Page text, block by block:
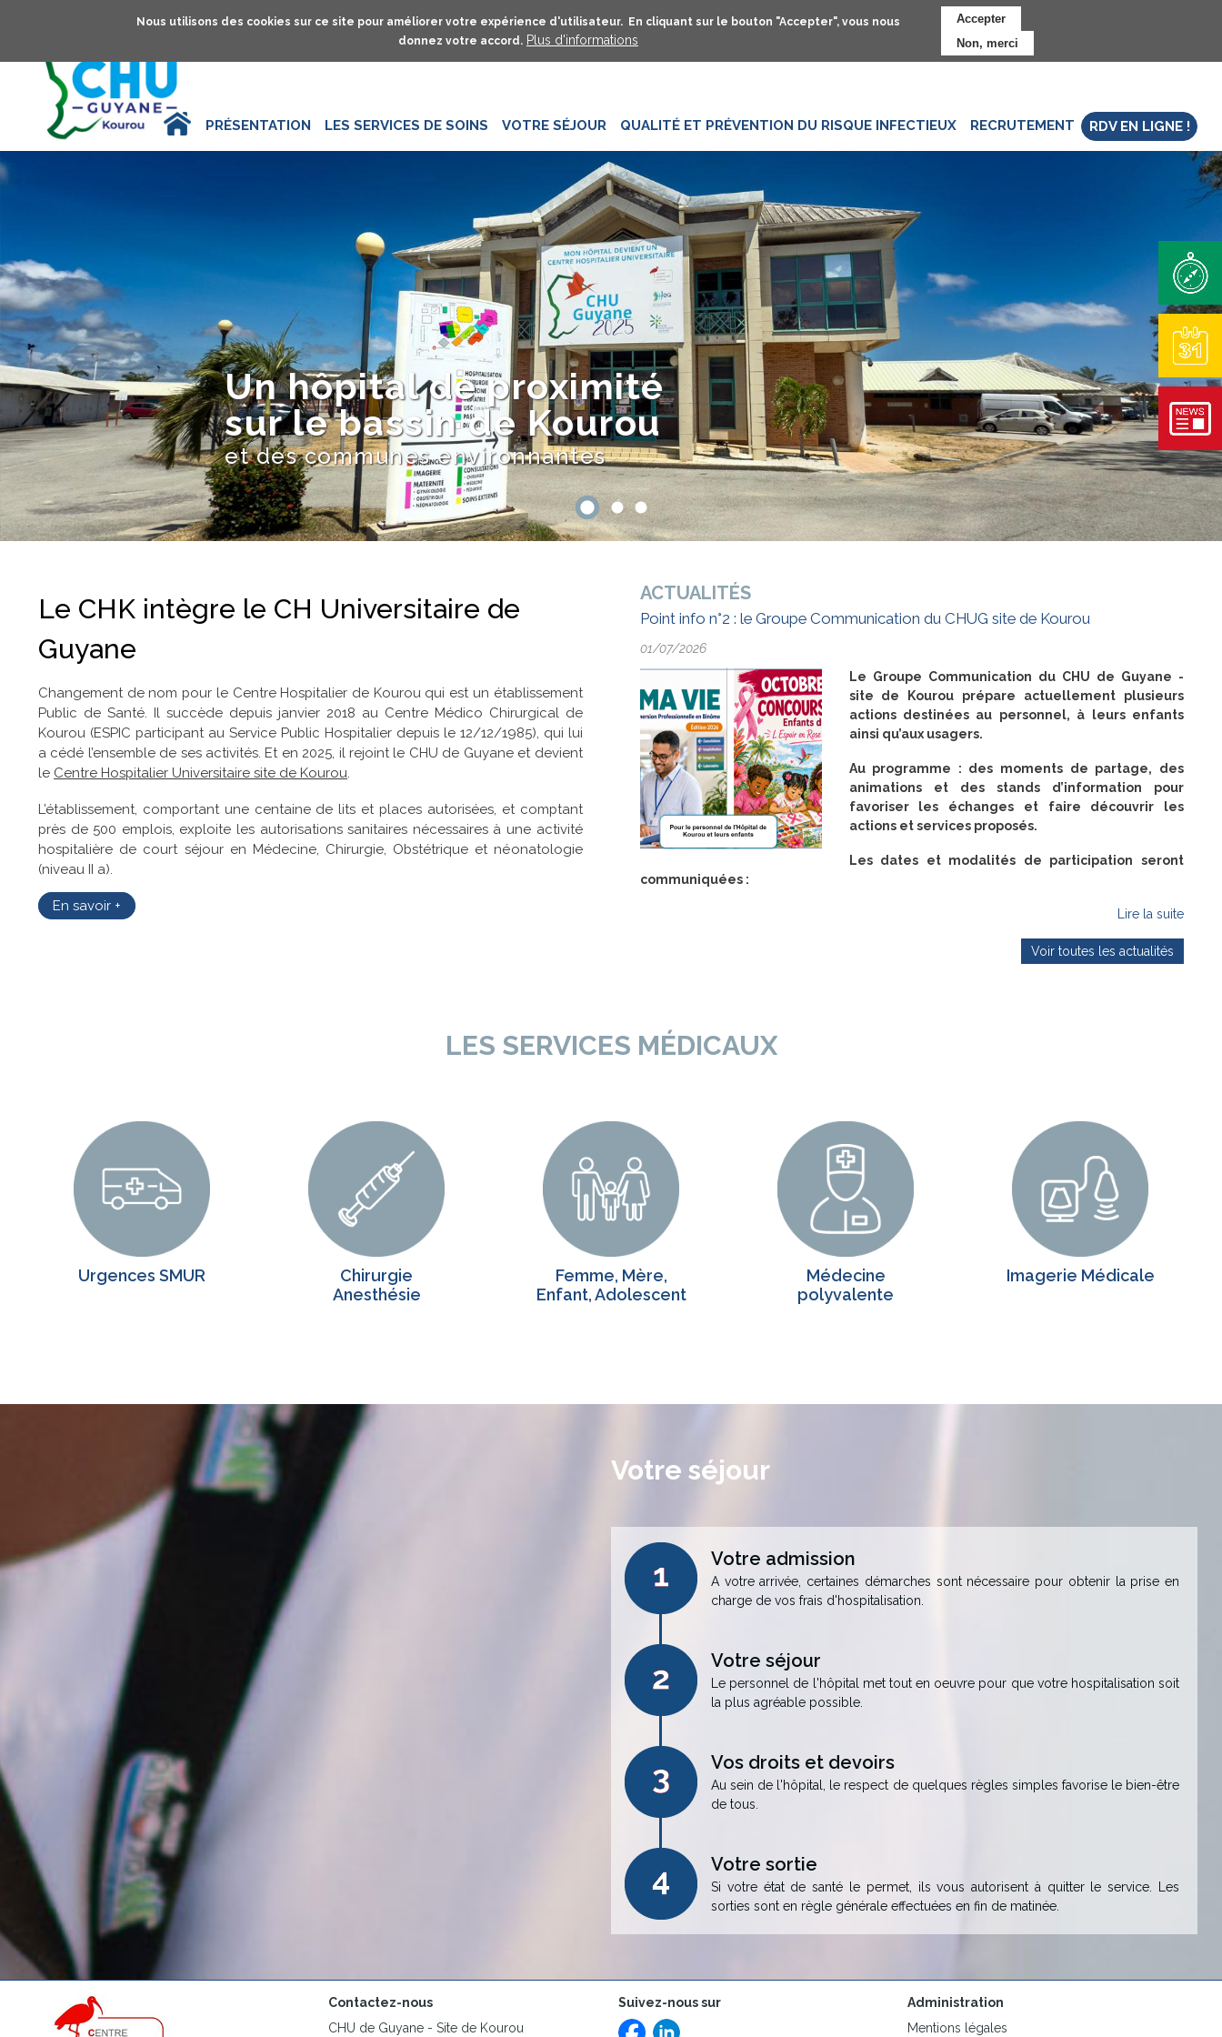
Nous utilisons des cookies sur ce site pour améliorer votre expérience d'utilisateur. En cliquant sur le bouton "Accepter", vous nous
donnez votre accord. Plus d'informations
Accepter
Non, merci
au
contenu
ACCUEIL PRÉSENTATION LES SERVICES DE SOINS VOTRE SÉJOUR QUALITÉ ET PRÉVENTION DU RISQUE INFECTIEUX RECRUTEMENT RDV EN LIGNE !
Diaporama
Slide 1 of 3
Un hôpital de proximité
sur le bassin de Kourou
et des communes environnantes
Le CHK intègre le CH Universitaire de
Guyane
Changement de nom pour le Centre Hospitalier de Kourou qui est un établissement
Public de Santé. Il succède depuis janvier 2018 au Centre Médico Chirurgical de
Kourou (ESPIC participant au Service Public Hospitalier depuis le 12/12/1985), qui lui
a cédé l’ensemble de ses activités. Et en 2025, il rejoint le CHU de Guyane et devient
le Centre Hospitalier Universitaire site de Kourou.
L’établissement, comportant une centaine de lits et places autorisées, et comptant
près de 500 emplois, exploite les autorisations sanitaires nécessaires à une activité
hospitalière de court séjour en Médecine, Chirurgie, Obstétrique et néonatologie
(niveau II a).
En savoir +
ACTUALITÉS
Point info n°2 : le Groupe Communication du CHUG site de Kourou
01/07/2026
Le Groupe Communication du CHU de Guyane -
site de Kourou prépare actuellement plusieurs
actions destinées au personnel, à leurs enfants
ainsi qu’aux usagers.
Au programme : des moments de partage, des
animations et des stands d’information pour
favoriser les échanges et faire découvrir les
actions et services proposés.
Les dates et modalités de participation seront
communiquées :
Lire la suite
Voir toutes les actualités
LES SERVICES MÉDICAUX
Urgences SMUR
Chirurgie
Anesthésie
Femme, Mère,
Enfant, Adolescent
Médecine
polyvalente
Imagerie Médicale
Votre séjour
Votre admission
A votre arrivée, certaines démarches sont nécessaire pour obtenir la prise en
charge de vos frais d'hospitalisation.
Votre séjour
Le personnel de l'hôpital met tout en oeuvre pour que votre hospitalisation soit
la plus agréable possible.
Vos droits et devoirs
Au sein de l'hôpital, le respect de quelques règles simples favorise le bien-être
de tous.
Votre sortie
Si votre état de santé le permet, ils vous autorisent à quitter le service. Les
sorties sont en règle générale effectuées en fin de matinée.
Contactez-nous
CHU de Guyane - Site de Kourou
Suivez-nous sur
Administration
Mentions légales